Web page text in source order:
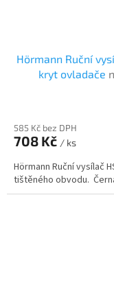
Hörmann Ruční
kryt ovladače
585 Kč bez DPH
708 Kč / ks
Hörmann Ruční vysílač
tištěného obvodu.